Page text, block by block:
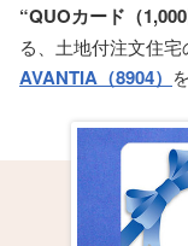
“QUOカード（
る、土地付注文住
AVANTIA（8904）